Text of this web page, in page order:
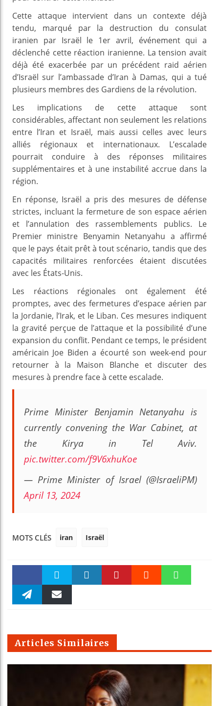
Cette attaque intervient dans un contexte déjà
tendu, marqué par la destruction du consulat
iranien par Israël le 1er avril, événement qui a
déclenché cette réaction iranienne. La tension avait
déjà été exacerbée par un précédent raid aérien
d’Israël sur l’ambassade d’Iran à Damas, qui a tué
plusieurs membres des Gardiens de la révolution.
Les implications de cette attaque sont
considérables, affectant non seulement les relations
entre l’Iran et Israël, mais aussi celles avec leurs
alliés régionaux et internationaux. L’escalade
pourrait conduire à des réponses militaires
supplémentaires et à une instabilité accrue dans la
région.
En réponse, Israël a pris des mesures de défense
strictes, incluant la fermeture de son espace aérien
et l’annulation des rassemblements publics. Le
Premier ministre Benyamin Netanyahu a affirmé
que le pays était prêt à tout scénario, tandis que des
capacités militaires renforcées étaient discutées
avec les États-Unis.
Les réactions régionales ont également été
promptes, avec des fermetures d’espace aérien par
la Jordanie, l’Irak, et le Liban. Ces mesures indiquent
la gravité perçue de l’attaque et la possibilité d’une
expansion du conflit. Pendant ce temps, le président
américain Joe Biden a écourté son week-end pour
retourner à la Maison Blanche et discuter des
mesures à prendre face à cette escalade.
Prime Minister Benjamin Netanyahu is
currently convening the War Cabinet, at
the Kirya in Tel Aviv.
pic.twitter.com/f9V6xhuKoe
— Prime Minister of Israel (@IsraeliPM)
April 13, 2024
MOTS CLÉS iran Israël
Faceboo Twitter
m
Articles Similaires